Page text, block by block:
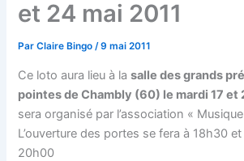
et 24 mai 2011
ParClaire Bingo/9 mai 2011
Ce loto aura lieu à lasalle des grands
pointes de Chambly (60) le mardi 17 et
sera organisé par l’association «
L’ouverture des portes se fera à 18h30
20h00